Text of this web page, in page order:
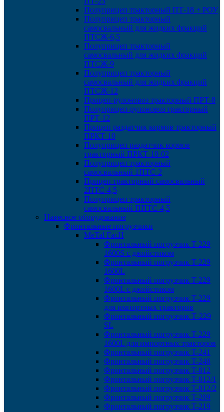
Полуприцеп тракторный ПТ-18 + РОУ
Полуприцеп тракторный
самосвальный для жидких фракций
ПТСЖ-6,5
Полуприцеп тракторный
самосвальный для жидких фракций
ПТСЖ-9
Полуприцеп тракторный
самосвальный для жидких фракций
ПТСЖ-12
Прицеп-рулоновоз тракторный ПРТ-8
Полуприцеп-рулоновоз тракторный
ПРТ-12
Прицеп раздатчик кормов тракторный
ПРКТ-10
Полуприцеп раздатчик кормов
тракторный ПРКТ-10-02
Полуприцеп тракторный
самосвальный 1ПТС-2
Прицеп тракторный самосвальный
2ПТС-4,5
Полуприцеп тракторный
самосвальный ППТС-4,5
Навесное оборудование
Фронтальные погрузчики
MeTal FacH
Фронтальный погрузчик T-229
1600S с джойстиком
Фронтальный погрузчик T-229
1600L
Фронтальный погрузчик T-229
1600L с джойстиком
Фронтальный погрузчик T-229
для импортных тракторов
Фронтальный погрузчик Т-229
SL
Фронтальный погрузчик T-229
1600L для импортных тракторов
Фронтальный погрузчик T-241
Фронтальный погрузчик T-248
Фронтальный погрузчик T-812
Фронтальный погрузчик T-812/1
Фронтальный погрузчик T-812/2
Фронтальный погрузчик T-209
Фронтальный погрузчик T-219